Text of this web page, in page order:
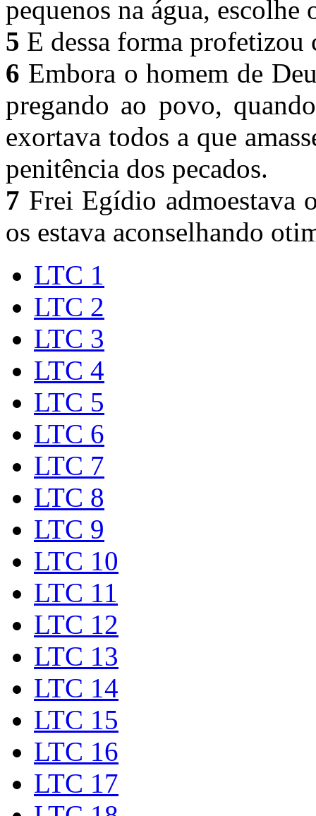
pequenos na água,
5 E dessa forma
6 Embora o homem de
pregando ao povo,
exortava todos a que
penitência dos pecados.
7 Frei Egídio admoestava
os estava aconselhando
LTC 1
LTC 2
LTC 3
LTC 4
LTC 5
LTC 6
LTC 7
LTC 8
LTC 9
LTC 10
LTC 11
LTC 12
LTC 13
LTC 14
LTC 15
LTC 16
LTC 17